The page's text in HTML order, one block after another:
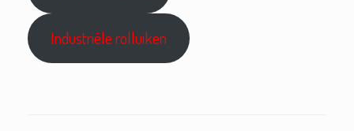
Industriële rolluiken